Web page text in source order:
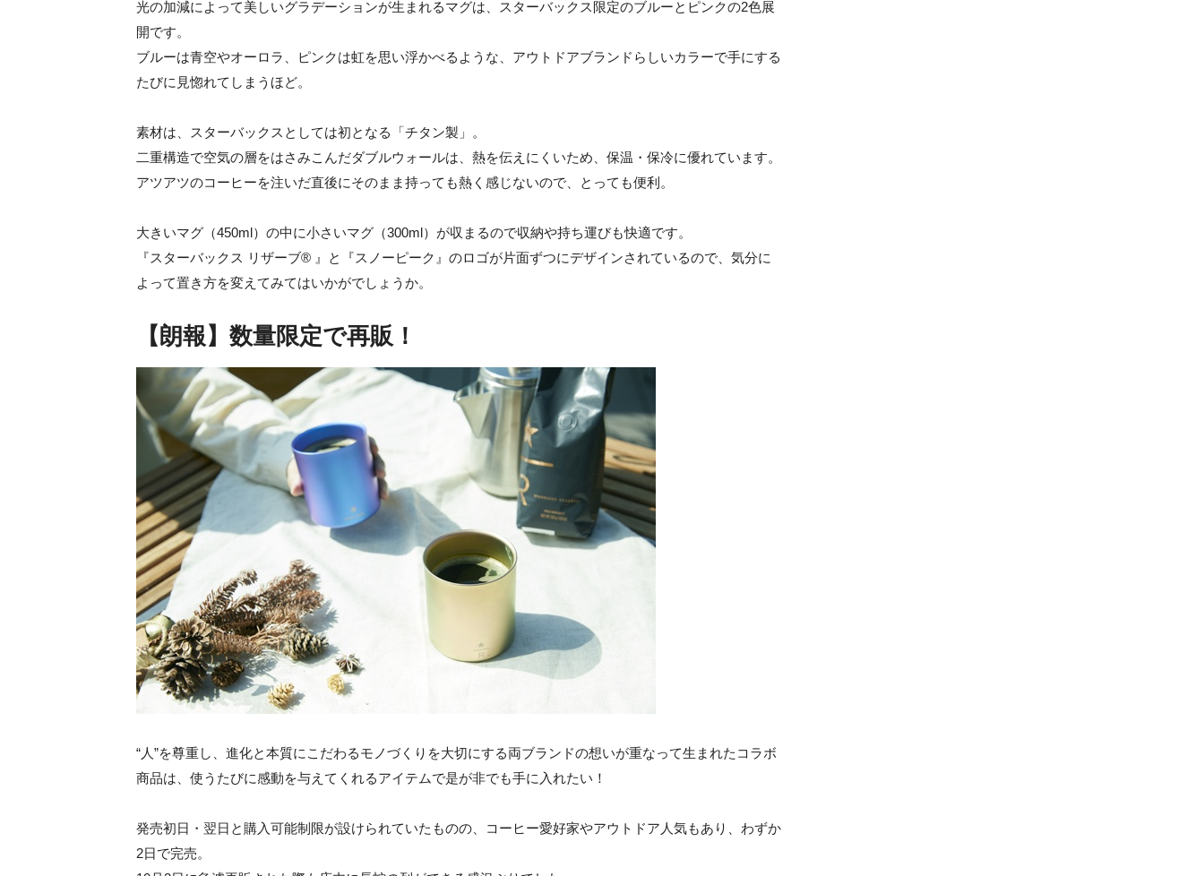
光の加減によって美しいグラデーションが生まれるマグは、スターバックス限定のブルーとピンクの2色展
開です。
ブルーは青空やオーロラ、ピンクは虹を思い浮かべるような、アウトドアブランドらしいカラーで手にする
たびに見惚れてしまうほど。
素材は、スターバックスとしては初となる「チタン製」。
二重構造で空気の層をはさみこんだダブルウォールは、熱を伝えにくいため、保温・保冷に優れています。
アツアツのコーヒーを注いだ直後にそのまま持っても熱く感じないので、とっても便利。
大きいマグ（450ml）の中に小さいマグ（300ml）が収まるので収納や持ち運びも快適です。
『スターバックス リザーブ® 』と『スノーピーク』のロゴが片面ずつにデザインされているので、気分に
よって置き方を変えてみてはいかがでしょうか。
【朗報】数量限定で再販！
“人”を尊重し、進化と本質にこだわるモノづくりを大切にする両ブランドの想いが重なって生まれたコラボ
商品は、使うたびに感動を与えてくれるアイテムで是が非でも手に入れたい！
発売初日・翌日と購入可能制限が設けられていたものの、コーヒー愛好家やアウトドア人気もあり、わずか
2日で完売。